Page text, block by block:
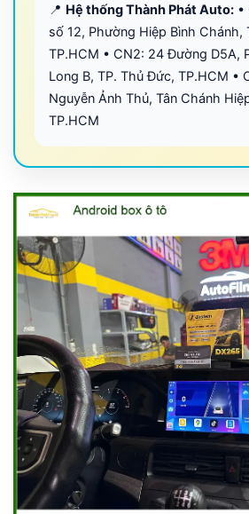
📍 Hệ thống Thành Phát Auto: •
số 12, Phường Hiệp Bình Chánh,
TP.HCM • CN2: 24 Đường D5A,
Long B, TP. Thủ Đức, TP.HCM •
Nguyễn Ảnh Thủ, Tân Chánh
TP.HCM